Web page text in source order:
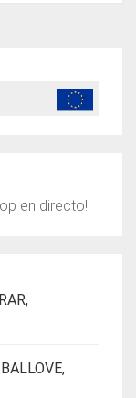
en directo!